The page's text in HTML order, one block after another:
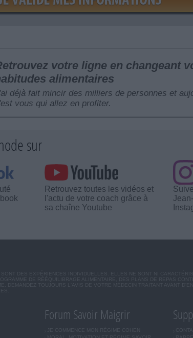
votre ligne en changeant
alimentaires
déjà fait mincir des milliers de personnes et
vous qui allez en profiter.
sur
Retrouvez toutes les vidéos et
l'actu de votre coach grâce à
sa chaîne Youtube
DES EXPÉRIENCES INDIVIDUELLES. ELLES NE SONT NI
DE RÉÉQUILIBRAGE ALIMENTAIRE, DES PLANS DE REPAS
DEMANDEZ TOUJOURS L'AVIS DE VOTRE MÉDECIN TRAITANT AVANT
Forum Savoir Maigrir
JE COMMENCE MON RÉGIME COHEN